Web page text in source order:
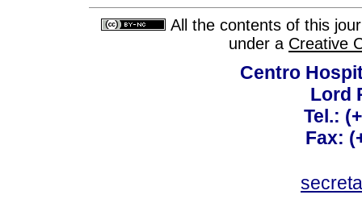
All the contents of this
under a Creative
Centro
Lord
Tel.:
Fax: